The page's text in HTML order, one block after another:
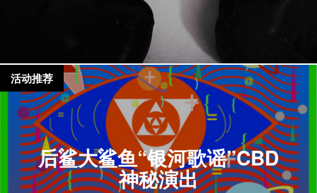
后鲨大鲨鱼“银河歌谣”CBD
神秘演出
活动推荐